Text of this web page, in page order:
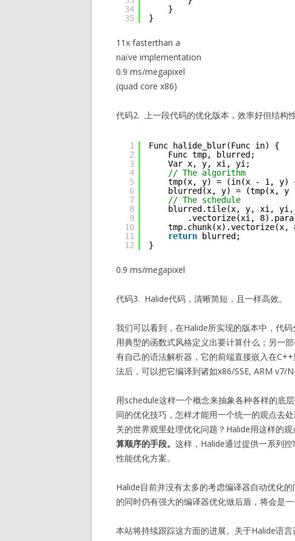
34
35
}
}
11x fasterthan a
naïve implementation
0.9 ms/megapixel
(quad core x86)
代码2. 上一段代码的优化版本，效率好但结构性
1
2
3
4
5
6
7
8
9
10
11
12
Func halide_blur(Func in) {
Func tmp, blurred;
Var x, y, xi, yi;
// The algorithm
tmp(x, y) = (in(x - 1,
blurred(x, y) = (tmp(x,
// The schedule
blurred.tile(x, y, xi, yi,
.vectorize(xi,
tmp.chunk(x).vectorize(x,
return
blurred;
}
0.9 ms/megapixel
代码3. Halide代码，清晰简短，且一样高效。
我们可以看到，在Halide所实现的版本中，代
用典型的函数式风格定义出要计算什么；另一
有自己的语法解析器，它的前端直接嵌入在
法后，可以把它编译到诸如x86/SSE, ARM v7/
用schedule这样一个概念来抽象各种各样的底
同的优化技巧，怎样才能用一个统一的观点去
关的世界观里处理优化问题？Halide用这样的
算顺序的手段。 这样，Halide通过提供一系列
性能优化方案。
Halide目前并没有太多的考虑编译器自动优化
的同时仍有强大的编译器优化做后盾，将会是
本站将持续跟踪这方面的进展。关于Halide语言